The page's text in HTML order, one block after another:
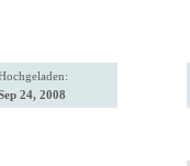
24, 2008